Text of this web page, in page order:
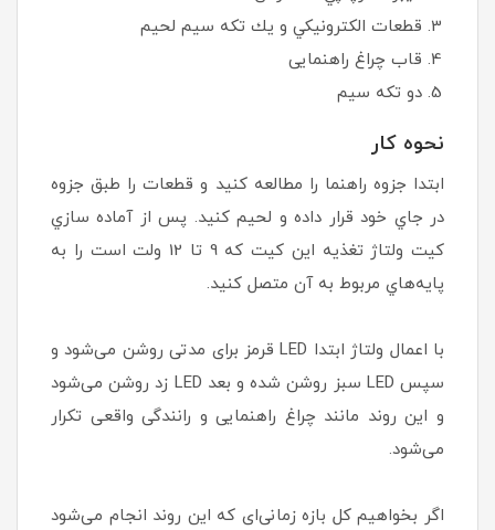
قطعات الكترونيكي و يك تكه سيم‌ لحيم
قاب چراغ راهنمایی
دو تكه سيم
نحوه كار
ابتدا جزوه راهنما را مطالعه كنيد و قطعات را طبق جزوه
در جاي خود قرار داده و لحيم كنيد. پس از آماده سازي
كيت ولتاژ تغذيه اين كيت كه 9 تا 12 ولت است را به
پايه‌هاي مربوط به آن متصل كنيد.
با اعمال ولتاژ ابتدا LED قرمز برای مدتی روشن می‌شود و
سپس LED سبز روشن شده و بعد LED زد روشن می‌شود
و این روند مانند چراغ راهنمایی و رانندگی واقعی تکرار
می‌شود.
اگر بخواهیم کل بازه زمانی‌ای که این روند انجام می‌شود